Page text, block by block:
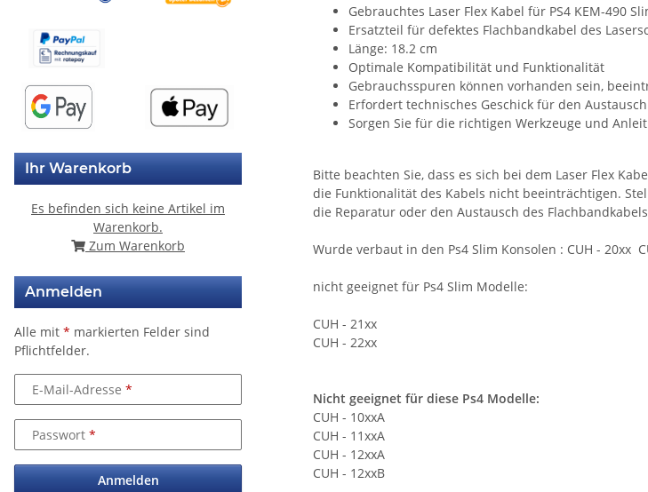
Gebrauchtes Laser Flex Kabel für PS4 KEM-490
Ersatzteil für defektes Flachbandkabel des
Länge: 18.2 cm
Optimale Kompatibilität und Funktionalität
Gebrauchsspuren können vorhanden sein,
Erfordert technisches Geschick für den Austausch
Sorgen Sie für die richtigen Werkzeuge und
Bitte beachten Sie, dass es sich bei dem Laser Flex
die Funktionalität des Kabels nicht beeinträchtigen.
die Reparatur oder den Austausch des
Wurde verbaut in den Ps4 Slim Konsolen : CUH - 20xx
nicht geeignet für Ps4 Slim Modelle:
CUH - 21xx
CUH - 22xx
Nicht geeignet für diese Ps4 Modelle:
CUH - 10xxA
CUH - 11xxA
CUH - 12xxA
CUH - 12xxB
Ihr Warenkorb
Es befinden sich keine Artikel im
Warenkorb.
Zum Warenkorb
Anmelden
Alle mit * markierten Felder sind
Pflichtfelder.
E-Mail-Adresse
Passwort
Anmelden